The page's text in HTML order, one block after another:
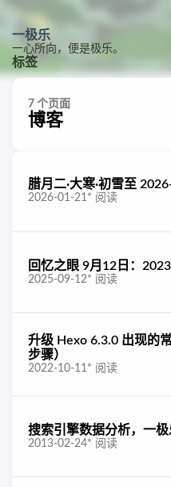
一极乐
一心所向，便是极乐。
标签
7 个页面
博客
腊月二·大寒·初雪至
2026-01-21* 阅读
回忆之眼 9月12日：
2025-09-12* 阅读
升级 Hexo 6.3.0 出现的
步骤）
2022-10-11* 阅读
搜索引擎数据分析，一
2013-02-24* 阅读